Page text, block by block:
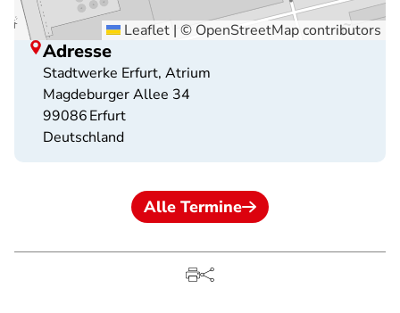
Leaflet | © OpenStreetMapcontributors
Adresse
Stadtwerke Erfurt, Atrium
Magdeburger Allee 34
99086Erfurt
Deutschland
Alle Termine